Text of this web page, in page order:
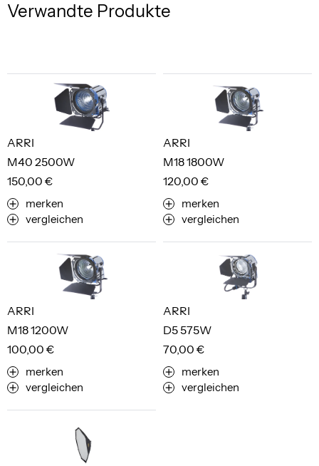
Verwandte Produkte
M40 2500W
ARRI
150,00 €
merken
vergleichen
M18 1800W
ARRI
120,00 €
merken
vergleichen
M18 1200W
ARRI
100,00 €
merken
vergleichen
D5 575W
ARRI
70,00 €
merken
vergleichen